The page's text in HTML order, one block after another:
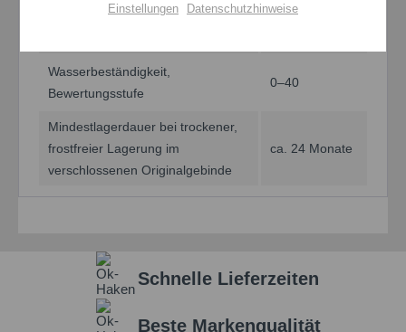
1–100
Wasserbeständigkeit,
Bewertungsstufe
0–40
Mindestlagerdauer bei trockener,
frostfreier Lagerung im
verschlossenen Originalgebinde
ca. 24 Monate
Schnelle Lieferzeiten
Beste Markenqualität
Einstellungen speichern
Einstellungen Datenschutzhinweise